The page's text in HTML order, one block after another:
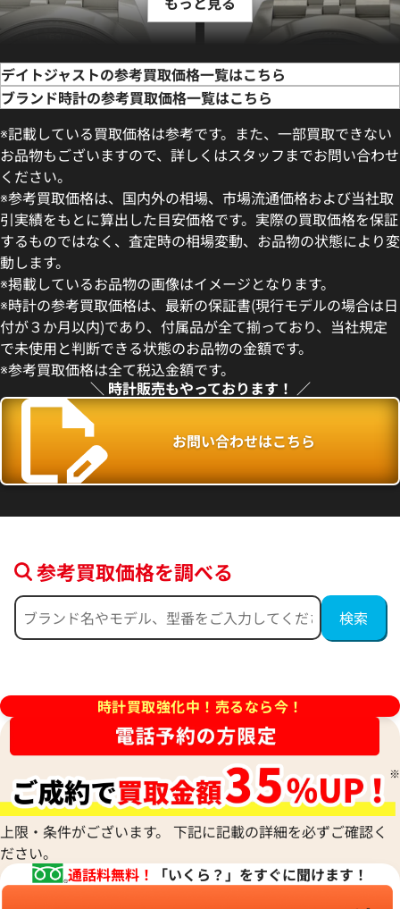
イトジャスト 41 126300 ス
格
点の参考買取価格です
ー
参考買取価格
1,727,000円
※2026年5月27日時点の参考
点の参考買取価格です
参考買取価格
2,554,000円
※2026年5月27日時点の参考
デイトジャストの参考買取価格一覧はこちら
ブランド時計の参考買取価格一覧はこちら
※記載している買取価格は参考です。また、一部買取できない
お品物もございますので、詳しくはスタッフまでお問い合わせ
ください。
※参考買取価格は、国内外の相場、市場流通価格および当社取
引実績をもとに算出した目安価格です。実際の買取価格を保証
するものではなく、査定時の相場変動、お品物の状態により変
動します。
※掲載しているお品物の画像はイメージとなります。
※時計の参考買取価格は、最新の保証書(現行モデルの場合は日
付が３か月以内)であり、付属品が全て揃っており、当社規定
で未使用と判断できる状態のお品物の金額です。
※参考買取価格は全て税込金額です。
＼ 時計販売もやっております！ ／
お問い合わせはこちら
参考買取価格を調べる
時計買取強化中！売るなら今！
上限・条件がございます。 下記に記載の詳細を必ずご確認く
ださい。
通話料無料！
「いくら？」をすぐに聞けます！